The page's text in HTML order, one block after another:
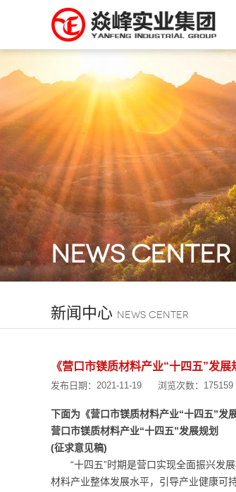
NEWS CENTER
新闻中心 NEWS CENTER
《营口市镁质材料产业“十四五”发展
发布日期：2021-11-19 浏览次数：175159
下面为《营口市镁质材料产业“十四五”发
营口市镁质材料产业“十四五”发展规划
(征求意见稿)
“十四五”时期是营口实现全面振兴发
材料产业整体发展水平，引导产业健康可